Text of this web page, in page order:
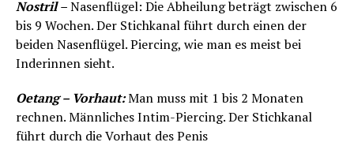
Nostril–Nasenflügel: Die Abheilung beträgt zwischen 6
bis 9 Wochen. Der Stichkanal führt durch einen der
beiden Nasenflügel. Piercing, wie man es meist bei
Inderinnen sieht.
Oetang – Vorhaut:Man muss mit 1 bis 2 Monaten
rechnen. Männliches Intim-Piercing. Der Stichkanal
führt durch die Vorhaut des Penis